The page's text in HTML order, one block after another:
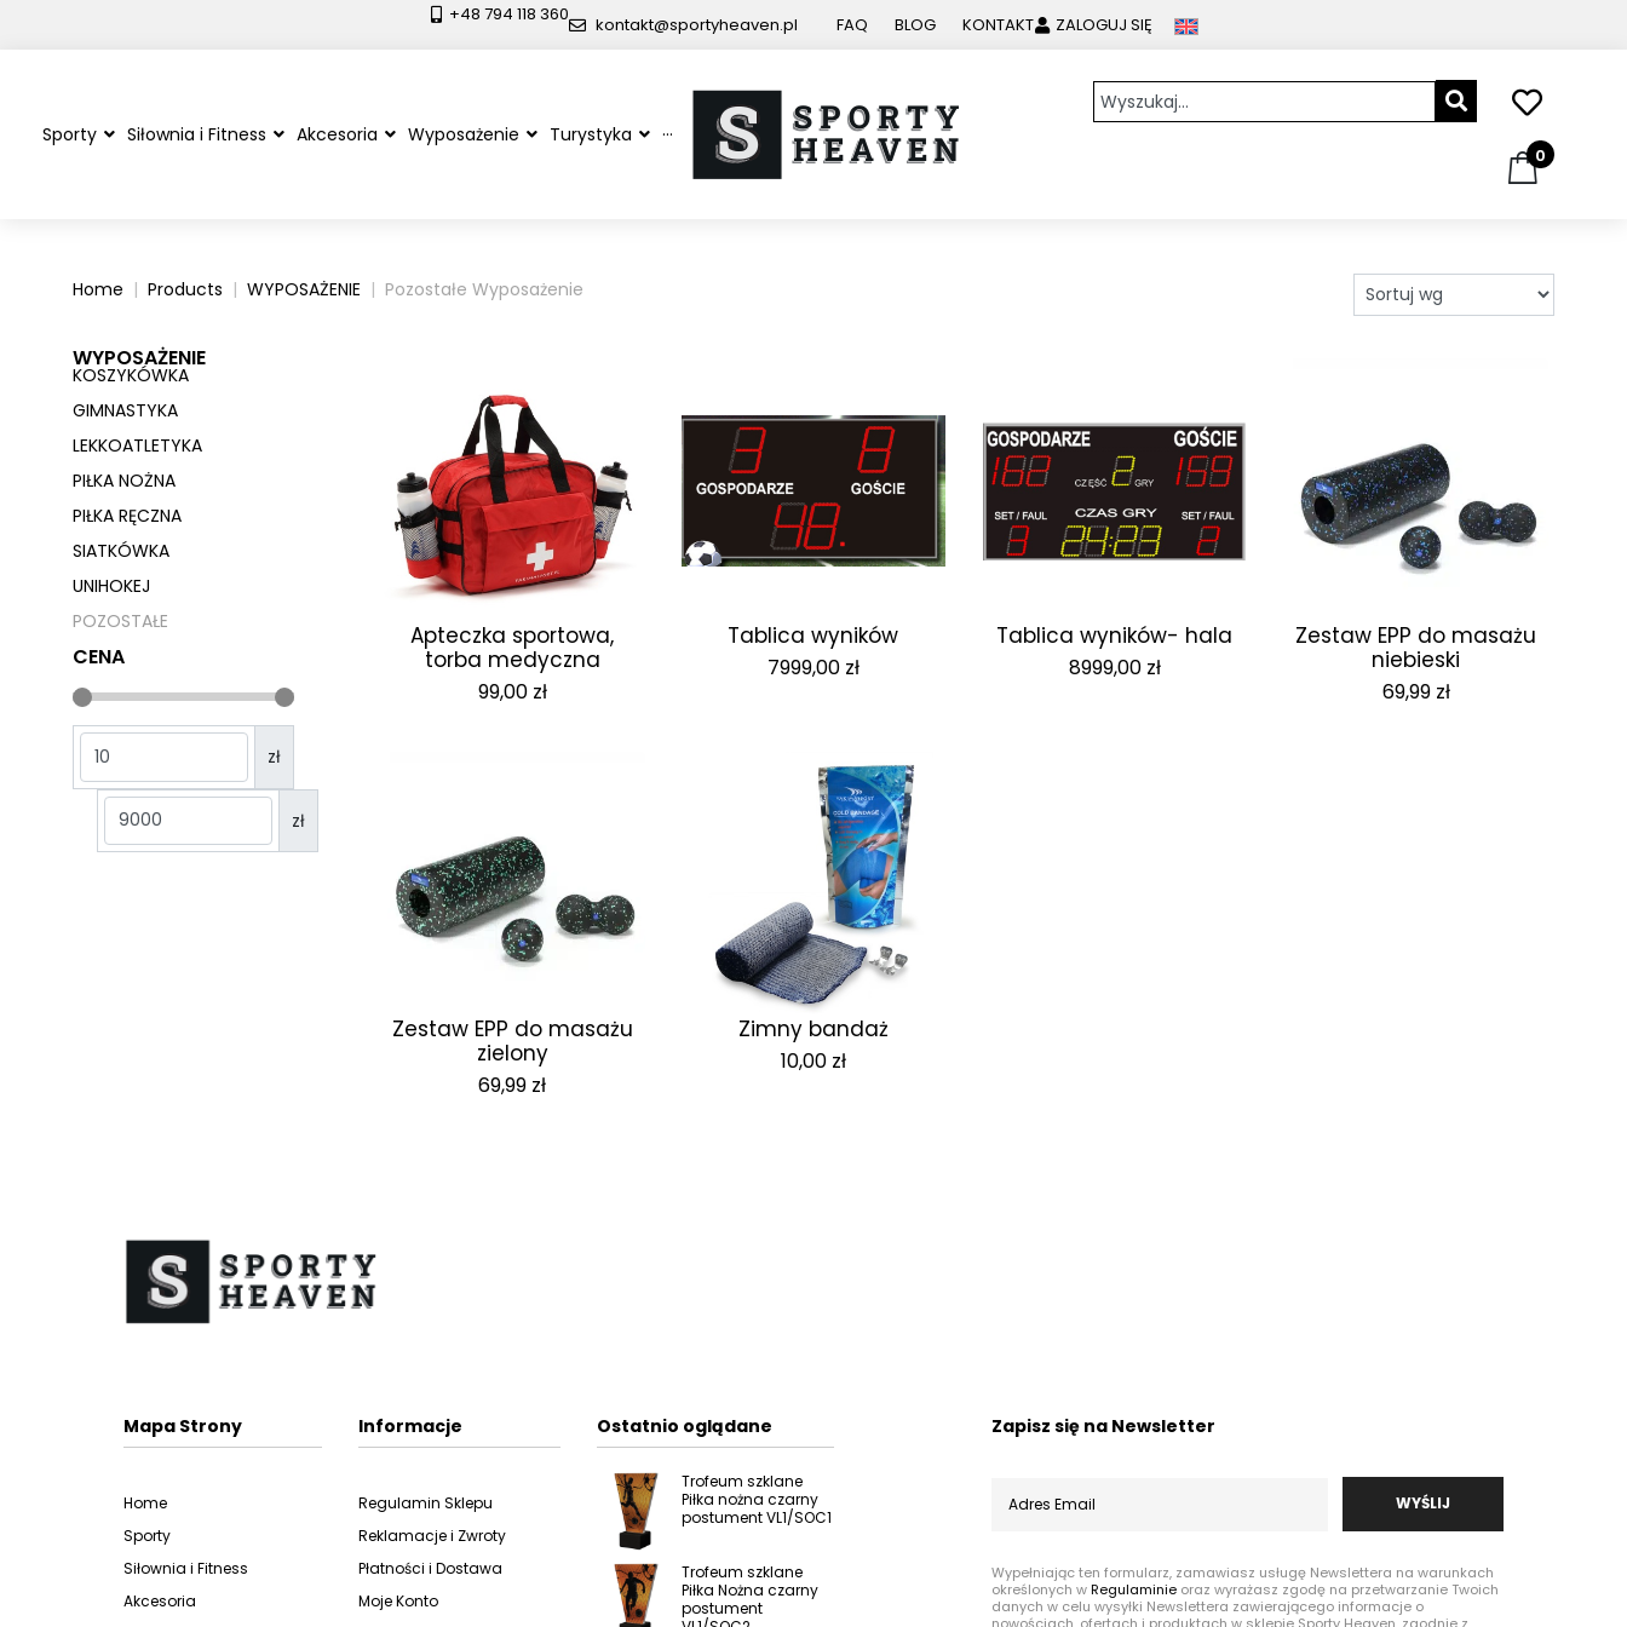
kontakt@sportyheaven.pl
+48 794 118 360 FAQ BLOG KONTAKT ZALOGUJ SIĘ
Sporty Siłownia i Fitness Akcesoria Wyposażenie Turystyka ···
0
Home Products WYPOSAŻENIE Pozostałe Wyposażenie
WYPOSAŻENIE
KOSZYKÓWKA
GIMNASTYKA
LEKKOATLETYKA
PIŁKA NOŻNA
PIŁKA RĘCZNA
SIATKÓWKA
UNIHOKEJ
POZOSTAŁE
CENA
zł
zł
Apteczka sportowa,
torba medyczna
99,00 zł
Tablica wyników
7999,00 zł
Tablica wyników- hala
8999,00 zł
Zestaw EPP do masażu
niebieski
69,99 zł
Zestaw EPP do masażu
zielony
69,99 zł
Zimny bandaż
10,00 zł
Mapa Strony
Home
Sporty
Siłownia i Fitness
Akcesoria
Informacje
Regulamin Sklepu
Reklamacje i Zwroty
Płatności i Dostawa
Moje Konto
Ostatnio oglądane
Trofeum szklane
Piłka nożna czarny
postument VL1/SOC1
Trofeum szklane
Piłka Nożna czarny
postument
Zapisz się na Newsletter
WYŚLIJ
Wypełniając ten formularz, zamawiasz usługę Newslettera na warunkach
określonych wRegulaminie oraz wyrażasz zgodę na przetwarzanie Twoich
danych w celu wysyłki Newslettera zawierającego informacje o
nowościach, ofertach i produktach w sklepie Sporty Heaven, zgodnie z